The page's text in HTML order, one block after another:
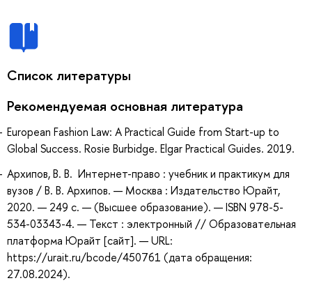
Список литературы
Рекомендуемая основная литература
European Fashion Law: A Practical Guide from Start-up to
Global Success. Rosie Burbidge. Elgar Practical Guides. 2019.
Архипов, В. В. Интернет-право : учебник и практикум для
вузов / В. В. Архипов. — Москва : Издательство Юрайт,
2020. — 249 с. — (Высшее образование). — ISBN 978-5-
534-03343-4. — Текст : электронный // Образовательная
платформа Юрайт [сайт]. — URL:
https://urait.ru/bcode/450761 (дата обращения:
27.08.2024).